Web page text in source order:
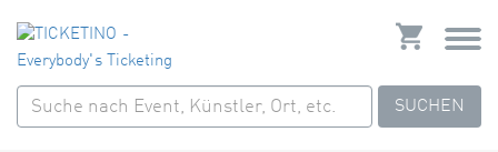
SUCHEN